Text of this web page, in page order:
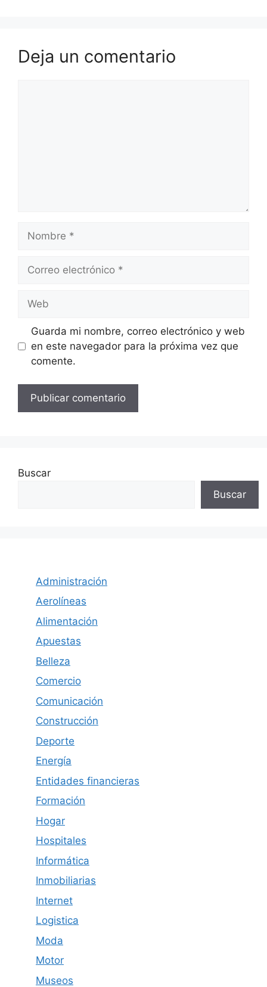
Deja un comentario
Nombre
Correo
Web
Guarda mi nombre, correo electrónico y web
en este navegador para la próxima vez que
comente.
Buscar
Buscar
Administración
Aerolíneas
Alimentación
Apuestas
Belleza
Comercio
Comunicación
Construcción
Deporte
Energía
Entidades financieras
Formación
Hogar
Hospitales
Informática
Inmobiliarias
Internet
Logistica
Moda
Motor
Museos